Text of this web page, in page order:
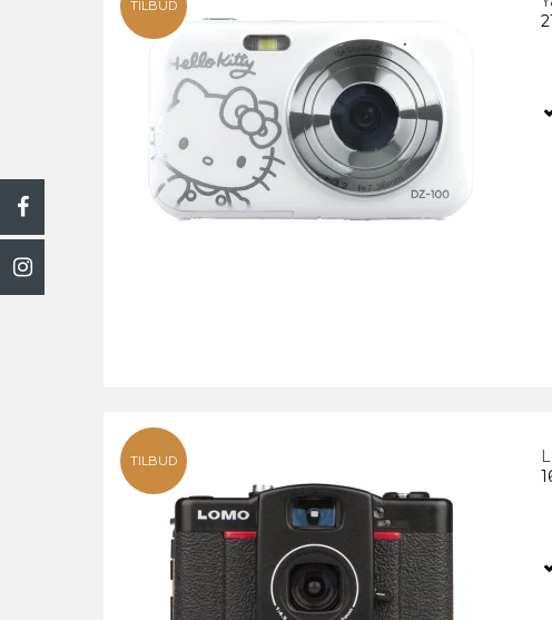
TILBUD
TILBUD